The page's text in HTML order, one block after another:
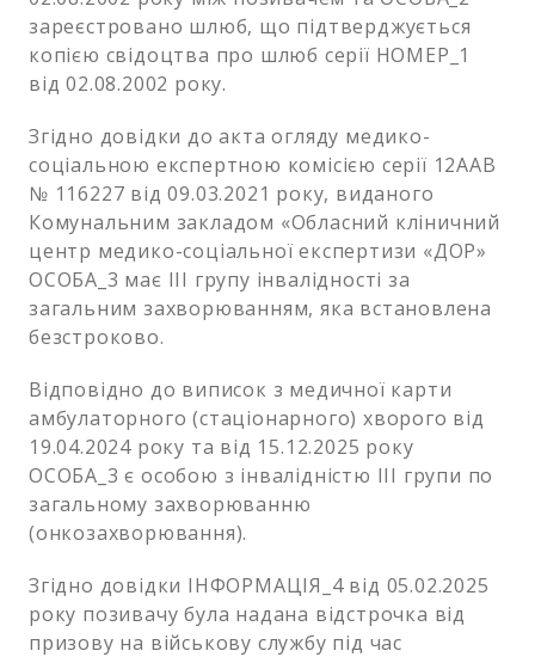
зареєстровано шлюб, що підтверджується
копією свідоцтва про шлюб серії НОМЕР_1
від 02.08.2002 року.
Згідно довідки до акта огляду медико-
соціальною експертною комісією серії 12ААВ
№ 116227 від 09.03.2021 року, виданого
Комунальним закладом «Обласний кліничний
центр медико-соціальної експертизи «ДОР»
ОСОБА_3 має ІІІ групу інвалідності за
загальним захворюванням, яка встановлена
безстроково.
Відповідно до виписок з медичної карти
амбулаторного (стаціонарного) хворого від
19.04.2024 року та від 15.12.2025 року
ОСОБА_3 є особою з інвалідністю ІІІ групи по
загальному захворюванню
(онкозахворювання).
Згідно довідки ІНФОРМАЦІЯ_4 від 05.02.2025
року позивачу була надана відстрочка від
призову на військову службу під час